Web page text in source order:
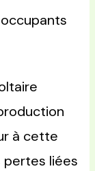
à cette
liées